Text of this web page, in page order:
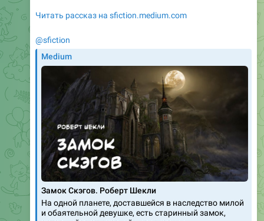
Читать рассказ на sfiction.medium.com
@sfiction
Medium
Замок Скэгов. Роберт Шекли
На одной планете, доставшейся в наследство милой
и обаятельной девушке, есть старинный замок,